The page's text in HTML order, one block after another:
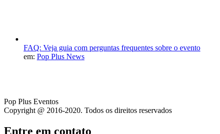
FAQ: Veja guia com perguntas frequentes sobre o evento
em: Pop Plus News
Pop Plus Eventos
Copyright @ 2016-2020. Todos os direitos reservados
Entre em contato